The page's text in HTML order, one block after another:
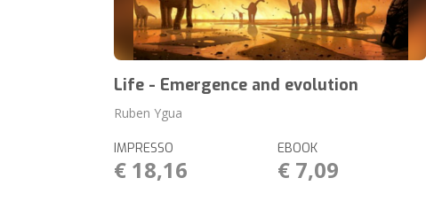
Life - Emergence and evolution
Ruben Ygua
IMPRESSO
€ 18,16
EBOOK
€ 7,09